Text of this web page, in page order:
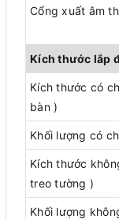
Cổng xuất âm
Kích thước lắp
Kích thước có
bàn )
Khối lượng có
Kích thước
treo tường )
Khối lượng